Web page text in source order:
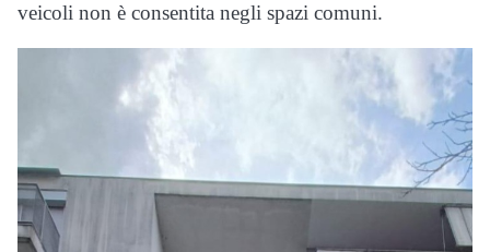
veicoli non è consentita negli spazi comuni.